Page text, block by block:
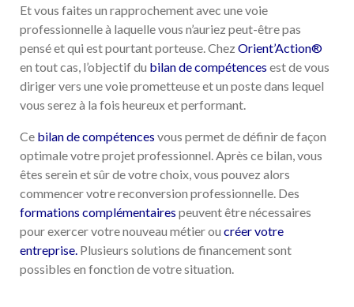
Et vous faites un rapprochement avec une voie
professionnelle à laquelle vous n’auriez peut-être pas
pensé et qui est pourtant porteuse. Chez Orient’Action®
en tout cas, l’objectif du bilan de compétences est de vous
diriger vers une voie prometteuse et un poste dans lequel
vous serez à la fois heureux et performant.
Ce bilan de compétences vous permet de définir de façon
optimale votre projet professionnel. Après ce bilan, vous
êtes serein et sûr de votre choix, vous pouvez alors
commencer votre reconversion professionnelle. Des
formations complémentaires peuvent être nécessaires
pour exercer votre nouveau métier ou créer votre
entreprise. Plusieurs solutions de financement sont
possibles en fonction de votre situation.